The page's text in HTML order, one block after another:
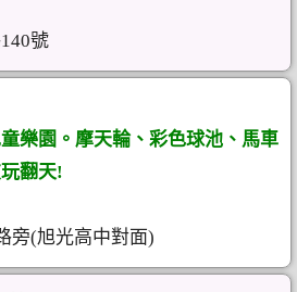
號
童樂園。摩天輪、彩色球池、馬車
翻天!
旁(旭光高中對面)